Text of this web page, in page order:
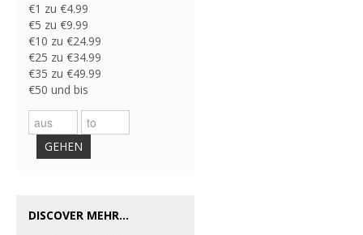
€1 zu €4.99
€5 zu €9.99
€10 zu €24.99
€25 zu €34.99
€35 zu €49.99
€50 und bis
GEHEN
DISCOVER MEHR...